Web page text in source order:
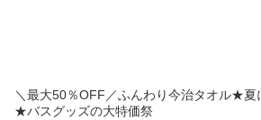
＼最大50％OFF／ふんわり今治タオル★夏
★バスグッズの大特価祭